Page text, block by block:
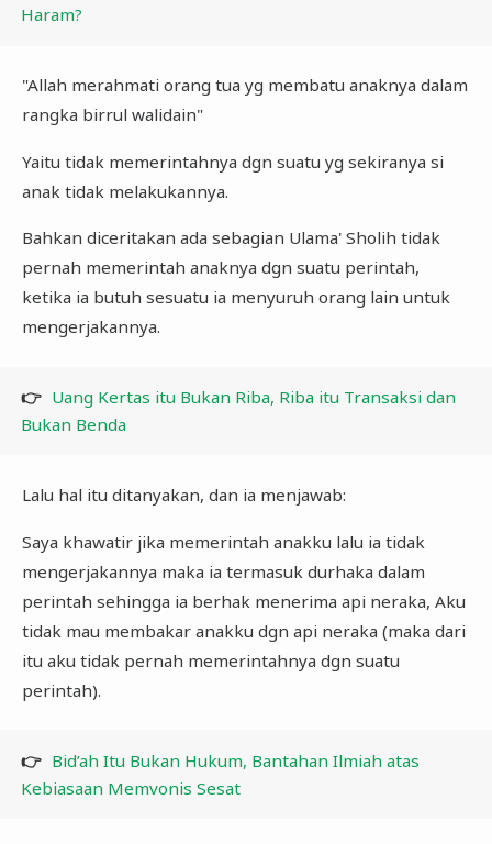
Haram?
"Allah merahmati orang tua yg membatu anaknya dalam
rangka birrul walidain"
Yaitu tidak memerintahnya dgn suatu yg sekiranya si
anak tidak melakukannya.
Bahkan diceritakan ada sebagian Ulama' Sholih tidak
pernah memerintah anaknya dgn suatu perintah,
ketika ia butuh sesuatu ia menyuruh orang lain untuk
mengerjakannya.
👉 Uang Kertas itu Bukan Riba, Riba itu Transaksi dan
Bukan Benda
Lalu hal itu ditanyakan, dan ia menjawab:
Saya khawatir jika memerintah anakku lalu ia tidak
mengerjakannya maka ia termasuk durhaka dalam
perintah sehingga ia berhak menerima api neraka, Aku
tidak mau membakar anakku dgn api neraka (maka dari
itu aku tidak pernah memerintahnya dgn suatu
perintah).
👉 Bid’ah Itu Bukan Hukum, Bantahan Ilmiah atas
Kebiasaan Memvonis Sesat